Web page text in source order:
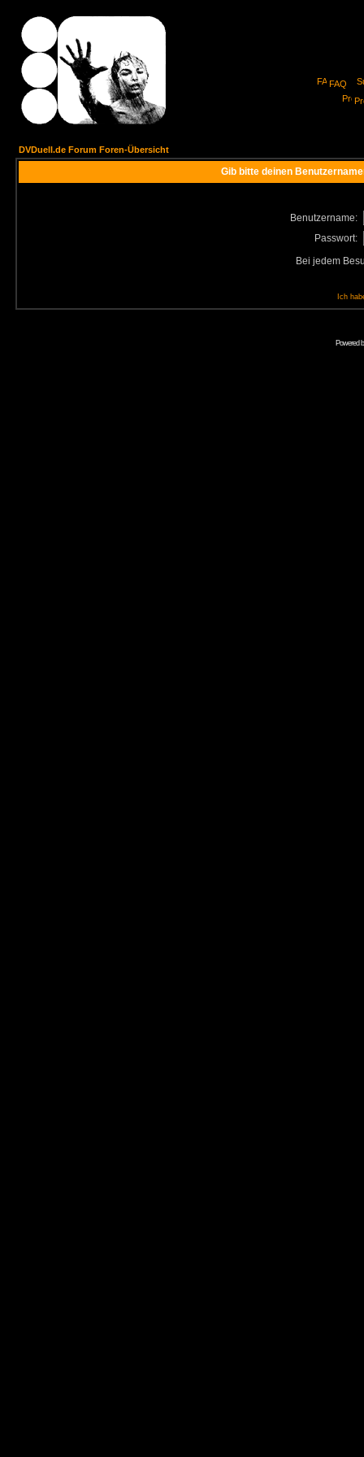
FAQ
DVDuell.de Forum Foren-Übersicht
Gib bitte deinen
Benutzername:
Passwort:
Bei jedem
Ich
Powered